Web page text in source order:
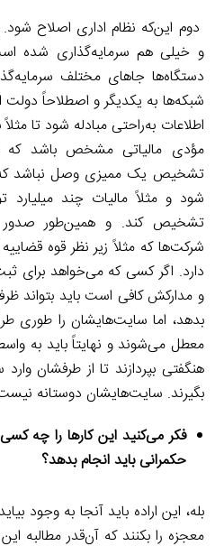
دوم این‌که نظام اداری اصلاح
و خیلی هم سرمایه‌گذاری شده
دستگاه‌ها جاهای مختلف
شبکه‌ها به یکدیگر و اصطلاحاً دولت
اطلاعات به‌راحتی مبادله شود تا
مؤدی مالیاتی مشخص باشد
تشخیص یک ممیزی وصل نباشد که
شود و مثلاً مالیات چند میلیارد
تشخیص کند. و همین‌طور
شرکت‌ها که مثلاً زیر نظر قوه
دارد. اگر کسی که می‌خواهد برای
و مدارکش کافی است باید بتواند
بدهد، اما سایت‌هایشان را طوری
معطل می‌شوند و نهایتاً باید به
هنگفتی بپردازند تا از طرفشان
بگیرند. سایت‌هایشان دوستانه
فکر می‌کنید این کارها را چه
حکمرانی باید انجام بدهد؟
بله، این اراده باید آنجا به وجود
معجزه را بکنند که آن‌قدر مطالبه